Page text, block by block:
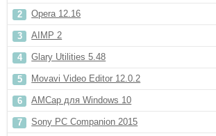
Opera 12.16
AIMP 2
Glary Utilities 5.48
Movavi Video Editor 12.0.2
AMCap для Windows 10
Sony PC Companion 2015